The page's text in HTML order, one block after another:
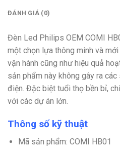
ĐÁNH GIÁ (0)
Đèn Led Philips OEM COMI
một chọn lựa thông minh và
vận hành cũng như hiệu quả
sản phẩm này không gây ra
điện. Đặc biệt tuổi thọ bền bỉ,
với các dự án lớn.
Thông số kỹ thuật
Mã sản phẩm: COMI HB01